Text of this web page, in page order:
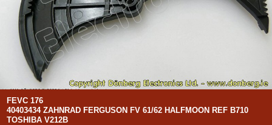
FEVC 176
40403434 ZAHNRAD FERGUSON FV 61/62 HALFMOON REF B710
TOSHIBA V212B